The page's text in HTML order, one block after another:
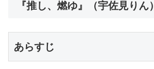
『推し、燃ゆ』（宇佐見りん）
あらすじ